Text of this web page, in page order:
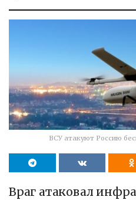
ВСУ атакуют Россию
Враг атаковал